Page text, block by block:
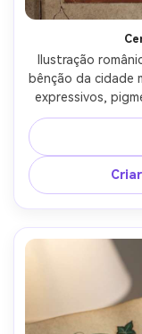
Ilustração
bênção da cidade
expressivos,
gesso,
importantes
arco, vermelhos
solene,
lindamente